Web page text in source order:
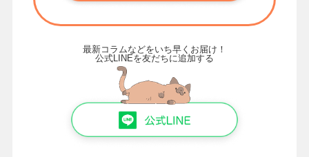
最新コラムなどをいち早くお届け！
公式LINEを友だちに追加する